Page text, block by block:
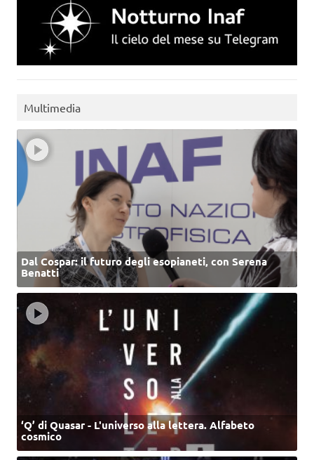
Multimedia
Dal Cospar: il futuro degli esopianeti, con Serena
Benatti
‘Q’ di Quasar - L'universo alla lettera. Alfabeto
cosmico